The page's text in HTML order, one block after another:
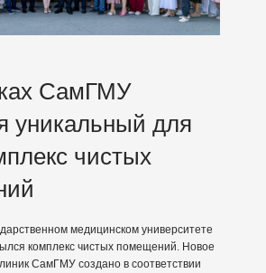
СамГМУ
уникальный для
чистых
медицинском университете
комплекс чистых помещений. Новое
СамГМУ создано в соответствии